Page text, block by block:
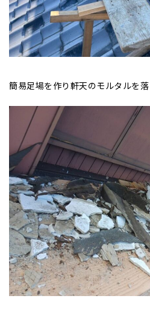
簡易足場を作り軒天のモルタルを落